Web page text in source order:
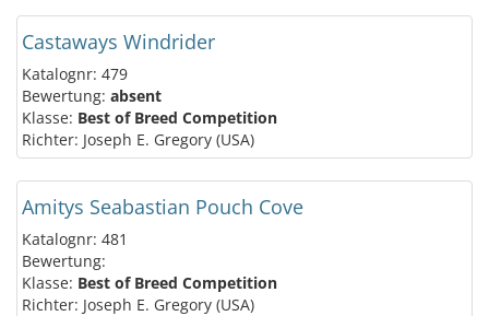
Castaways Windrider
Katalognr: 479
Bewertung: absent
Klasse: Best of Breed Competition
Richter: Joseph E. Gregory (USA)
Amitys Seabastian Pouch Cove
Katalognr: 481
Bewertung:
Klasse: Best of Breed Competition
Richter: Joseph E. Gregory (USA)